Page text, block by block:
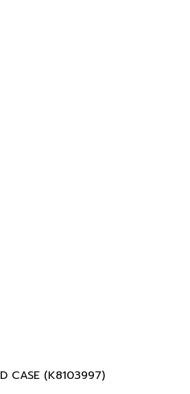
CASE (K8103997)